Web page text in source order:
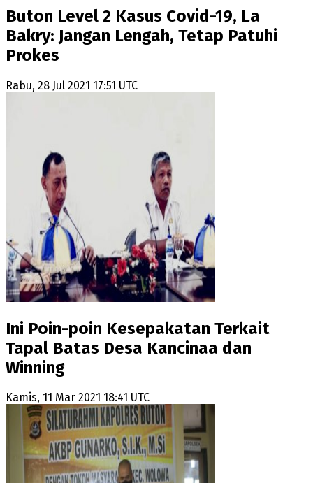
Buton Level 2 Kasus Covid-19, La
Bakry: Jangan Lengah, Tetap Patuhi
Prokes
Rabu, 28 Jul 2021 17:51 UTC
Ini Poin-poin Kesepakatan Terkait
Tapal Batas Desa Kancinaa dan
Winning
Kamis, 11 Mar 2021 18:41 UTC